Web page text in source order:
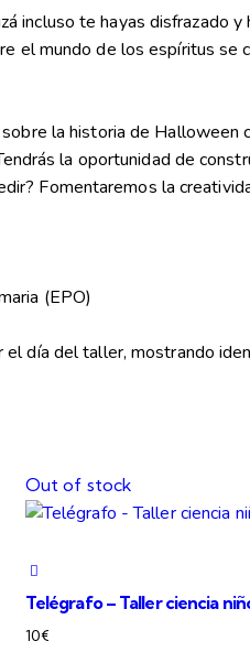
incluso te hayas
mundo de los espíritus
la historia de
la oportunidad de
Fomentaremos la
(EPO)
día del taller, mostrando
Out of stock
Telégrafo – Taller ciencia
10€